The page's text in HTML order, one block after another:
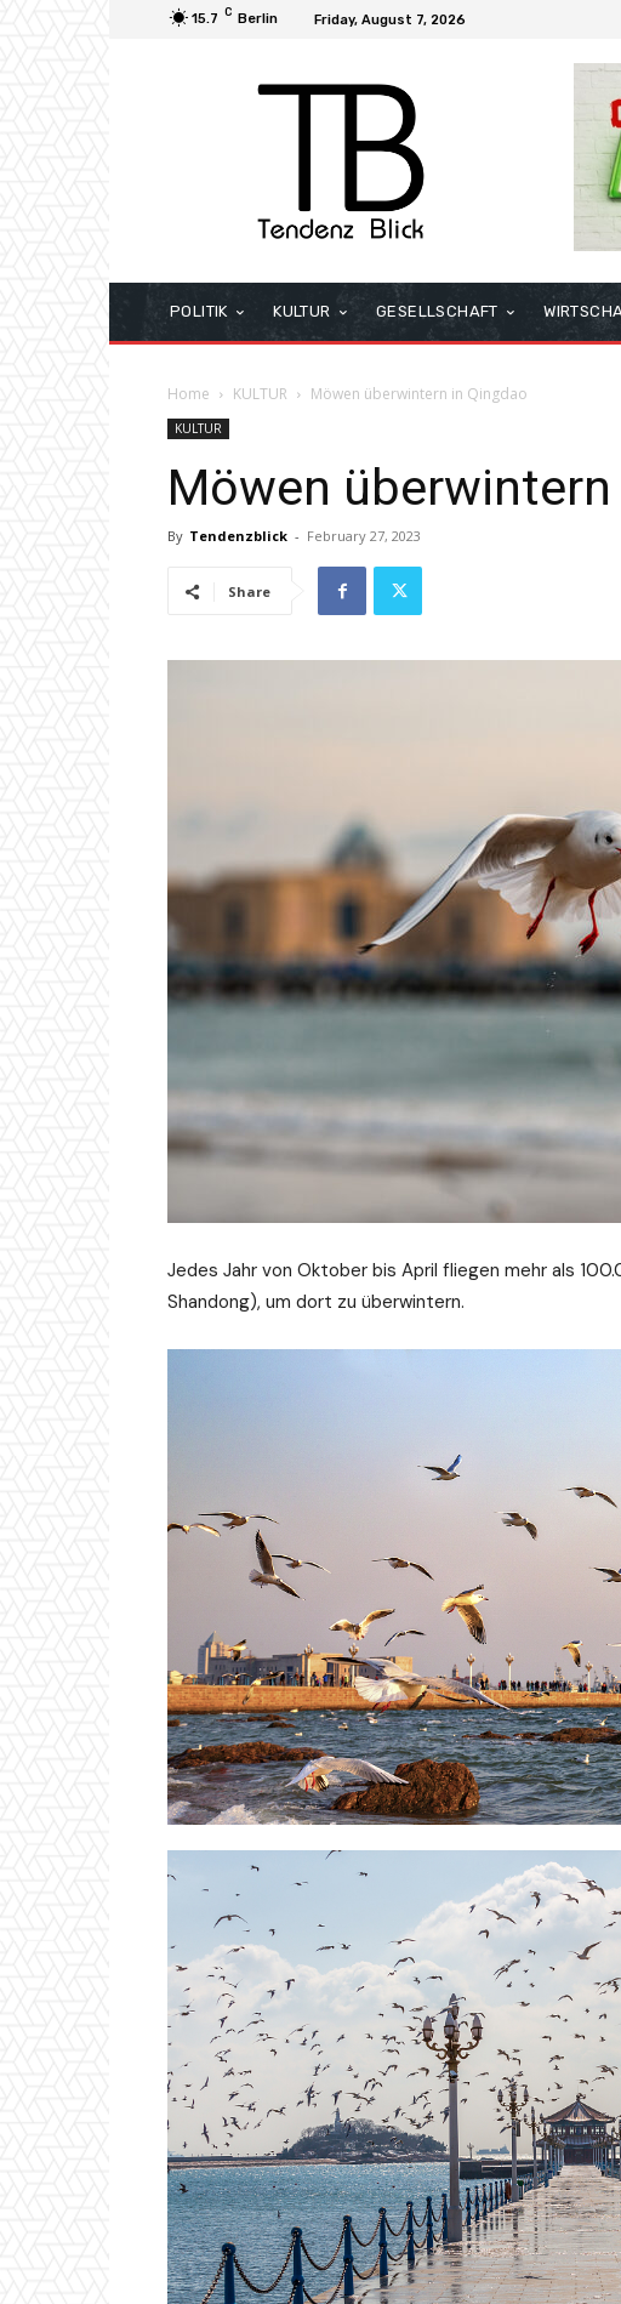
15.7 C Berlin Friday, August 7, 2026
POLITIK KULTUR GESELLSCHAFT
Home KULTUR Möwen überwintern in Qingdao
KULTUR
Möwen
By Tendenzblick - February 27, 2023
Share
Jedes Jahr von Oktober bis April fliegen mehr als
Shandong), um dort zu überwintern.